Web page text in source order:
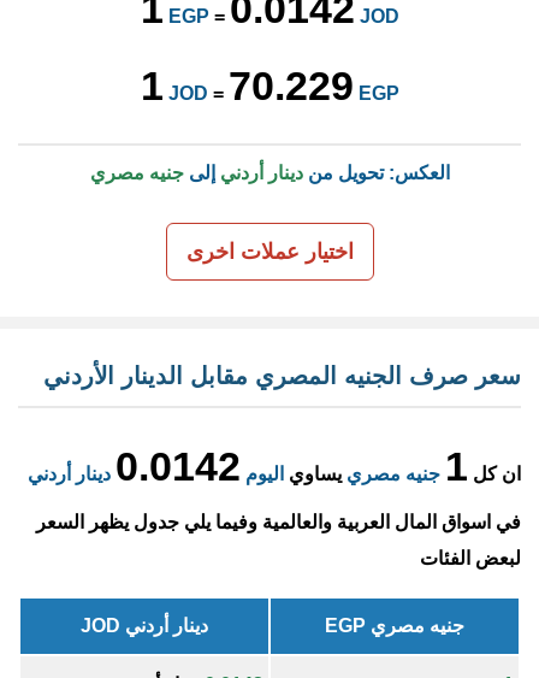
EGP = JOD
1 JOD = 70.229 EGP
العكس: تحويل مندينار أردني إلىجنيه مصري
اختيار عملات اخرى
سعر صرف الجنيه المصري مقابل الدينار الأردني
ان كل 1 جنيه مصري يساوي اليوم 0.0142 دينار أردني
في اسواق المال العربية والعالمية وفيما يلي جدول يظهر السعر
لبعض الفئات
جنيه مصري EGP دينار أردني JOD